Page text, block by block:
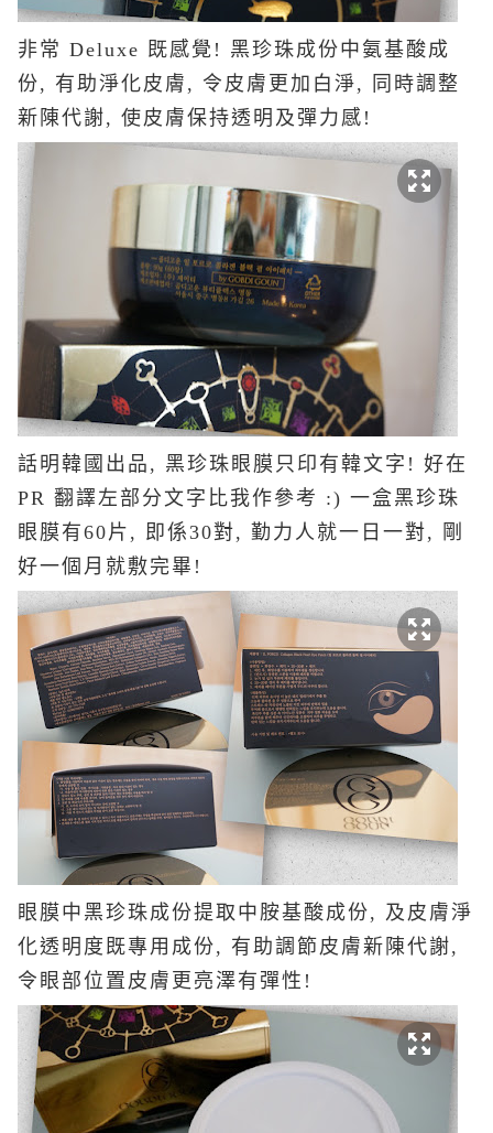
非常 Deluxe 既感覺! 黑珍珠成份中氨基酸成
份, 有助淨化皮膚, 令皮膚更加白淨, 同時調整
新陳代謝, 使皮膚保持透明及彈力感!
話明韓國出品, 黑珍珠眼膜只印有韓文字! 好在
PR 翻譯左部分文字比我作參考 :) 一盒黑珍珠
眼膜有60片, 即係30對, 勤力人就一日一對, 剛
好一個月就敷完畢!
眼膜中黑珍珠成份提取中胺基酸成份, 及皮膚淨
化透明度既專用成份, 有助調節皮膚新陳代謝,
令眼部位置皮膚更亮澤有彈性!